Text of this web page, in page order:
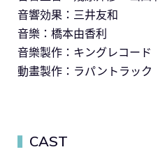
音響効果：三井友和
音樂：橋本由香利
音樂製作：キングレコード
動畫製作：ラパントラック
CAST